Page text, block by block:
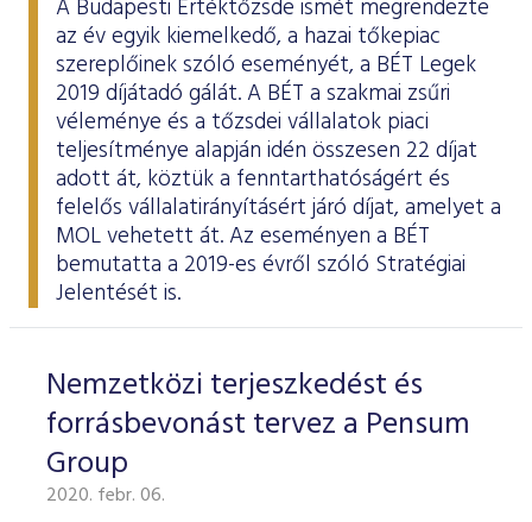
A Budapesti Értéktőzsde ismét megrendezte
az év egyik kiemelkedő, a hazai tőkepiac
szereplőinek szóló eseményét, a BÉT Legek
2019 díjátadó gálát. A BÉT a szakmai zsűri
véleménye és a tőzsdei vállalatok piaci
teljesítménye alapján idén összesen 22 díjat
adott át, köztük a fenntarthatóságért és
felelős vállalatirányításért járó díjat, amelyet a
MOL vehetett át. Az eseményen a BÉT
bemutatta a 2019-es évről szóló Stratégiai
Jelentését is.
Nemzetközi terjeszkedést és
forrásbevonást tervez a Pensum
Group
2020. febr. 06.